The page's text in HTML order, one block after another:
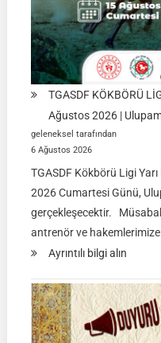
TGASDF KÖKBÖRÜ
Ağustos 2026 |
geleneksel tarafından
6 Ağustos 2026
TGASDF Kökbörü Ligi
2026 Cumartesi Günü,
gerçekleşecektir.
antrenör ve
Ayrıntılı bilgi alın:
LİGİ
|